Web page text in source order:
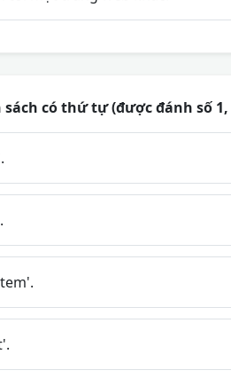
có thứ tự (được đánh số